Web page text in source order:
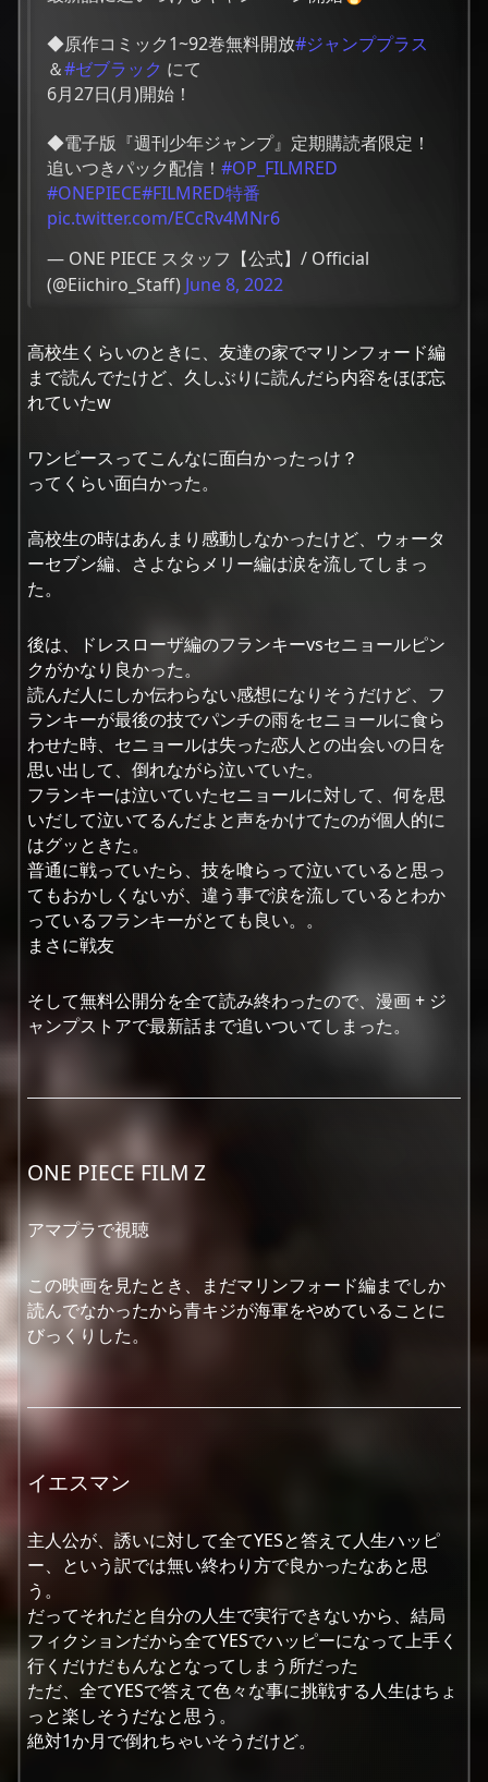
◆原作コミック1~92巻無料開放#ジャンププラス
＆#ゼブラック にて
6月27日(月)開始！
◆電子版『週刊少年ジャンプ』定期購読者限定！
追いつきパック配信！ #OP_FILMRED
#ONEPIECE#FILMRED特番
pic.twitter.com/ECcRv4MNr6
— ONE PIECE スタッフ【公式】/ Official
(@Eiichiro_Staff) June 8, 2022
高校生くらいのときに、友達の家でマリンフォード編
まで読んでたけど、久しぶりに読んだら内容をほぼ忘
れていたw
ワンピースってこんなに面白かったっけ？
ってくらい面白かった。
高校生の時はあんまり感動しなかったけど、ウォータ
ーセブン編、さよならメリー編は涙を流してしまっ
た。
後は、ドレスローザ編のフランキーvsセニョールピン
クがかなり良かった。
読んだ人にしか伝わらない感想になりそうだけど、フ
ランキーが最後の技でパンチの雨をセニョールに食ら
わせた時、セニョールは失った恋人との出会いの日を
思い出して、倒れながら泣いていた。
フランキーは泣いていたセニョールに対して、何を思
いだして泣いてるんだよと声をかけてたのが個人的に
はグッときた。
普通に戦っていたら、技を喰らって泣いていると思っ
てもおかしくないが、違う事で涙を流しているとわか
っているフランキーがとても良い。。
まさに戦友
そして無料公開分を全て読み終わったので、漫画 + ジ
ャンプストアで最新話まで追いついてしまった。
ONE PIECE FILM Z
アマプラで視聴
この映画を見たとき、まだマリンフォード編までしか
読んでなかったから青キジが海軍をやめていることに
びっくりした。
イエスマン
主人公が、誘いに対して全てYESと答えて人生ハッピ
ー、という訳では無い終わり方で良かったなあと思
う。
だってそれだと自分の人生で実行できないから、結局
フィクションだから全てYESでハッピーになって上手く
行くだけだもんなとなってしまう所だった
ただ、全てYESで答えて色々な事に挑戦する人生はちょ
っと楽しそうだなと思う。
絶対1か月で倒れちゃいそうだけど。